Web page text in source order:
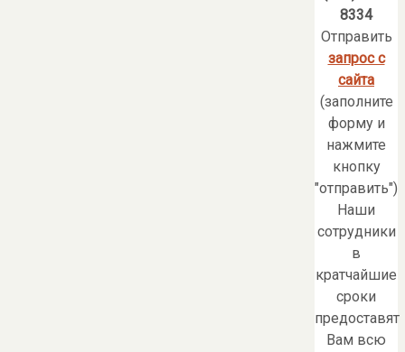
8334
Отправить
запрос с
сайта
(заполните
форму и
нажмите
кнопку
"отправить")
Наши
сотрудники
в
кратчайшие
сроки
предоставят
Вам всю